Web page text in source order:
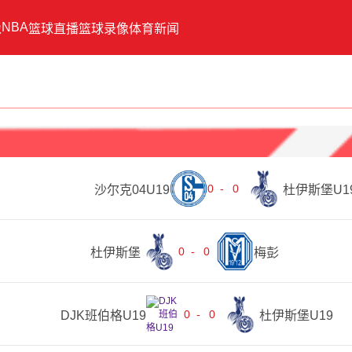
NBA篮球直播篮球录像体育新闻
沙尔克04U19 0 - 0 杜伊斯堡
杜伊斯堡 0 - 0 梅彭
DJK班伯格U19 0 - 0 杜伊斯堡U19